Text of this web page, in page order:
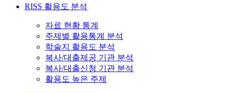
RISS 활용도 분석
자료 현황 통계
주제별 활용통계 분석
학술지 활용도 분석
복사/대출제공 기관 분석
복사/대출신청 기관 분석
활용도 높은 주제